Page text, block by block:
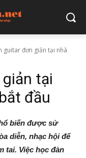
guitar đơn giản tại nhà
tại
đầu
biến được sử
diễn, nhạc hội để
tai. Việc học đàn